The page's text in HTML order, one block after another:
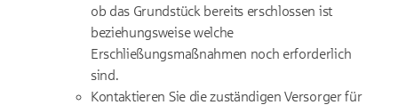
ob das Grundstück bereits erschlossen ist
beziehungsweise welche
Erschließungsmaßnahmen noch erforderlich
sind.
Kontaktieren Sie die zuständigen Versorger für